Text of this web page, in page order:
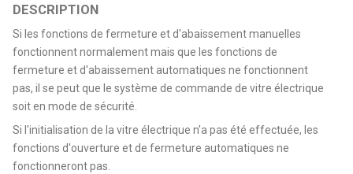
DESCRIPTION
Si les fonctions de fermeture et d'abaissement manuelles
fonctionnent normalement mais que les fonctions de
fermeture et d'abaissement automatiques ne fonctionnent
pas, il se peut que le système de commande de vitre électrique
soit en mode de sécurité.
Si l'initialisation de la vitre électrique n'a pas été effectuée, les
fonctions d'ouverture et de fermeture automatiques ne
fonctionneront pas.